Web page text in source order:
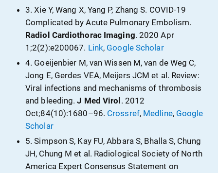
3.Xie Y,Wang X, Yang P, Zhang S. COVID-19
Complicated by Acute Pulmonary Embolism.
Radiol Cardiothorac Imaging. 2020 Apr
1 ;2(2):e200067. Link, Google Scholar
4. Goeijenbier M, van Wissen M,van de Weg C,
Jong E, Gerdes VEA, Meijers JCM et al. Review:
Viral infections and mechanisms of thrombosis
and bleeding.J Med Virol. 2012
Oct;84(10):1680–96. Crossref, Medline, Google
Scholar
5.Simpson S, Kay FU,Abbara S, Bhalla S, Chung
JH, Chung M et al. Radiological Society of North
America Expert Consensus Statement on